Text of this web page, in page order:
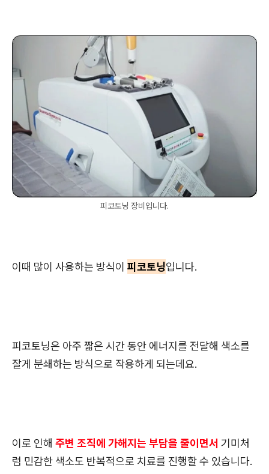
피코토닝 장비입니다.
이때 많이 사용하는 방식이 피코토닝입니다.
피코토닝은 아주 짧은 시간 동안 에너지를 전달해 색소를
잘게 분쇄하는 방식으로 작용하게 되는데요.
이로 인해 주변 조직에 가해지는 부담을 줄이면서 기미처
럼 민감한 색소도 반복적으로 치료를 진행할 수 있습니다.